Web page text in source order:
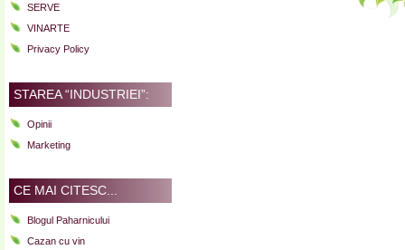
SERVE
VINARTE
Privacy Policy
STAREA “INDUSTRIEI”:
Opinii
Marketing
CE MAI CITESC...
Blogul Paharnicului
Cazan cu vin